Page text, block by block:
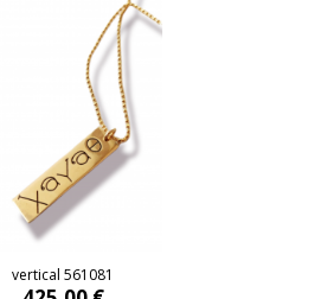
vertical 561081
425,00 €
vertical 561081